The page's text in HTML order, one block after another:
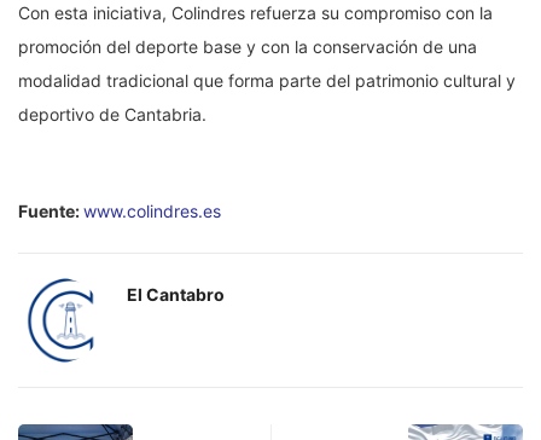
Con esta iniciativa, Colindres refuerza su compromiso con la
promoción del deporte base y con la conservación de una
modalidad tradicional que forma parte del patrimonio cultural y
deportivo de Cantabria.
Fuente:www.colindres.es
El Cantabro